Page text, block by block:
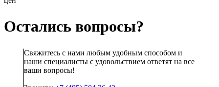
Остались вопросы?
Свяжитесь с нами любым удобным способом и
наши специалисты с удовольствием ответят на все
ваши вопросы!